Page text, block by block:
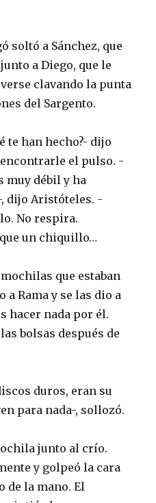
soltó a Sánchez, que
a Diego, que le
clavando la punta
del Sargento.
te han hecho?- dijo
el pulso. -
muy débil y ha
dijo Aristóteles. -
No respira.
un chiquillo…
que estaban
a Rama y se las dio a
hacer nada por él.
bolsas después de
duros, eran su
para nada-, sollozó.
junto al crío.
y golpeó la cara
de la mano. El